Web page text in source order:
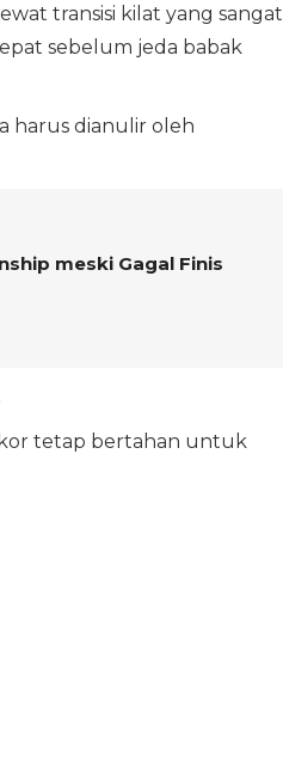
transisi kilat yang sangat
sebelum jeda babak
harus dianulir oleh
meski Gagal Finis
tetap bertahan untuk